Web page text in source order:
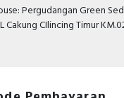
Pergudangan Green
Cakung CIlincing Timur